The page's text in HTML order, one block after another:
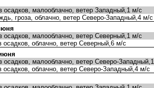
малооблачно, ветер Западный,1 м/с
гроза, облачно, ветер Северо-Западный,4 м/с
малооблачно, ветер Северный,1 м/с
облачно, ветер Северный,6 м/с
малооблачно, ветер Северо-
облачно, ветер Северо-Западный,4 м/с